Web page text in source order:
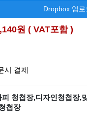
Dropbox 업로
원 ( VAT포함 )
시 결제
청첩장,디자인청첩장,
첩장